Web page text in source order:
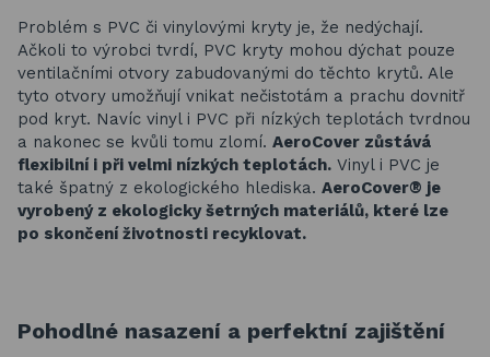
Problém s PVC či vinylovými kryty je, že nedýchají.
Ačkoli to výrobci tvrdí, PVC kryty mohou dýchat pouze
ventilačními otvory zabudovanými do těchto krytů. Ale
tyto otvory umožňují vnikat nečistotám a prachu dovnitř
pod kryt. Navíc vinyl i PVC při nízkých teplotách tvrdnou
a nakonec se kvůli tomu zlomí. AeroCover zůstává
flexibilní i při velmi nízkých teplotách. Vinyl i PVC je
také špatný z ekologického hlediska. AeroCover® je
vyrobený z ekologicky šetrných materiálů, které lze
po skončení životnosti recyklovat.
Pohodlné nasazení a perfektní zajištění